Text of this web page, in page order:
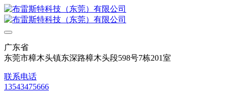
广东省
东莞市樟木头镇东深路樟木头段598号7栋201室
联系电话
13543475666